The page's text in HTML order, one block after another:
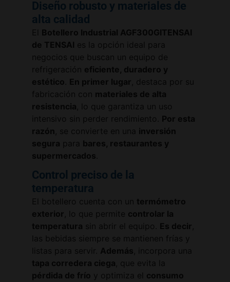
Diseño robusto y materiales de
alta calidad
El Botellero Industrial AGF300GITENSAI
de TENSAI es la opción ideal para
negocios que buscan un equipo de
refrigeración eficiente, duradero y
estético En primer lugar, destaca por su
fabricación con materiales de alta
resistencia, lo que garantiza un uso
intensivo sin perder rendimiento. Por esta
razón, se convierte en una inversión
segura para bares, restaurantes y
supermercados
Control preciso de la
temperatura
El botellero cuenta con un termómetro
exterior, lo que permite controlar la
temperatura sin abrir el equipo. Es decir,
las bebidas siempre se mantienen frías y
listas para servir. Además, incorpora una
tapa corredera ciega, que evita la
pérdida de frío y optimiza el consumo